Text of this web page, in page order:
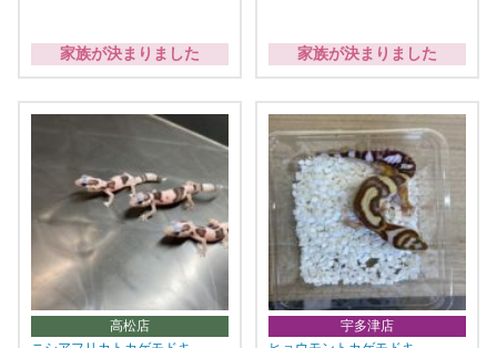
家族が決まりました 家族が決まりました
高松店
宇多津店